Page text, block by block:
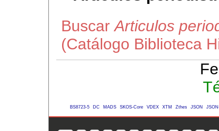
BuscarArticulos
(Catálogo Biblioteca
BS8723-5 DC MADS SKOS-Core VDEX XTM Zthes JSON